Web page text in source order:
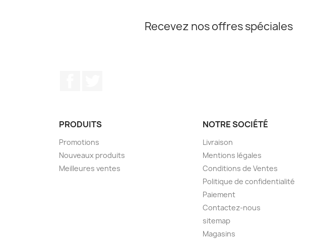
Recevez nos offres spéciales
PRODUITS
Promotions
Nouveaux produits
Meilleures ventes
NOTRE SOCIÉTÉ
Livraison
Mentions légales
Conditions de Ventes
Politique de confidentialité
Paiement
Contactez-nous
sitemap
Magasins